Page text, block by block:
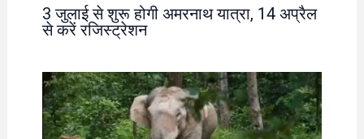
3 जुलाई से शुरू होगी अमरनाथ यात्रा, 14 अप्रैल
से करें रजिस्ट्रेशन